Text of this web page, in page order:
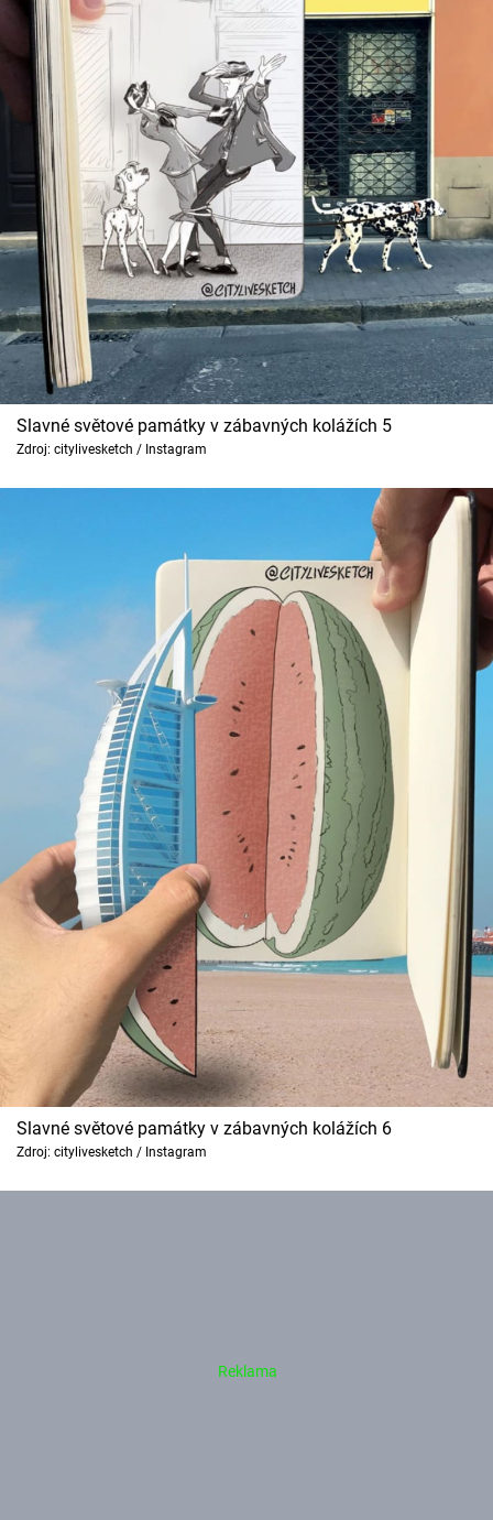
Slavné světové památky v zábavných kolážích 5
Zdroj: citylivesketch / Instagram
Slavné světové památky v zábavných kolážích 6
Zdroj: citylivesketch / Instagram